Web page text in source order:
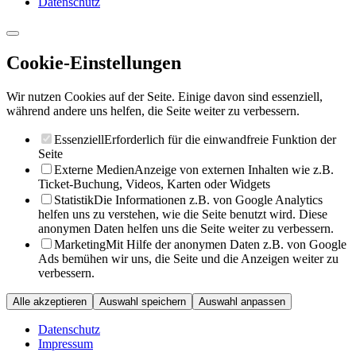
Cookie-Einstellungen
Wir nutzen Cookies auf der Seite. Einige davon sind essenziell,
während andere uns helfen, die Seite weiter zu verbessern.
EssenziellErforderlich für die einwandfreie Funktion der
Seite
Externe MedienAnzeige von externen Inhalten wie z.B.
Ticket-Buchung, Videos, Karten oder Widgets
StatistikDie Informationen z.B. von Google Analytics
helfen uns zu verstehen, wie die Seite benutzt wird. Diese
anonymen Daten helfen uns die Seite weiter zu verbessern.
MarketingMit Hilfe der anonymen Daten z.B. von Google
Ads bemühen wir uns, die Seite und die Anzeigen weiter zu
verbessern.
Alle akzeptieren Auswahl speichern Auswahl anpassen
Datenschutz
Impressum